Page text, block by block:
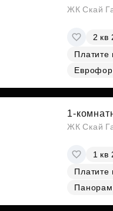
ЖК Скай
2 кв
Платите
1-
ЖК Скай
1 кв
Платите